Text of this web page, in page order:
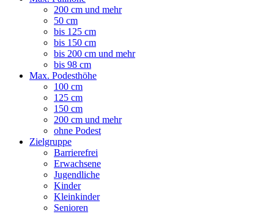
200 cm und mehr
50 cm
bis 125 cm
bis 150 cm
bis 200 cm und mehr
bis 98 cm
Max. Podesthöhe
100 cm
125 cm
150 cm
200 cm und mehr
ohne Podest
Zielgruppe
Barrierefrei
Erwachsene
Jugendliche
Kinder
Kleinkinder
Senioren